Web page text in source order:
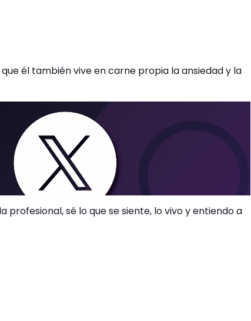
él también vive en carne propia la ansiedad y la
sé lo que se siente, lo vivo y entiendo a